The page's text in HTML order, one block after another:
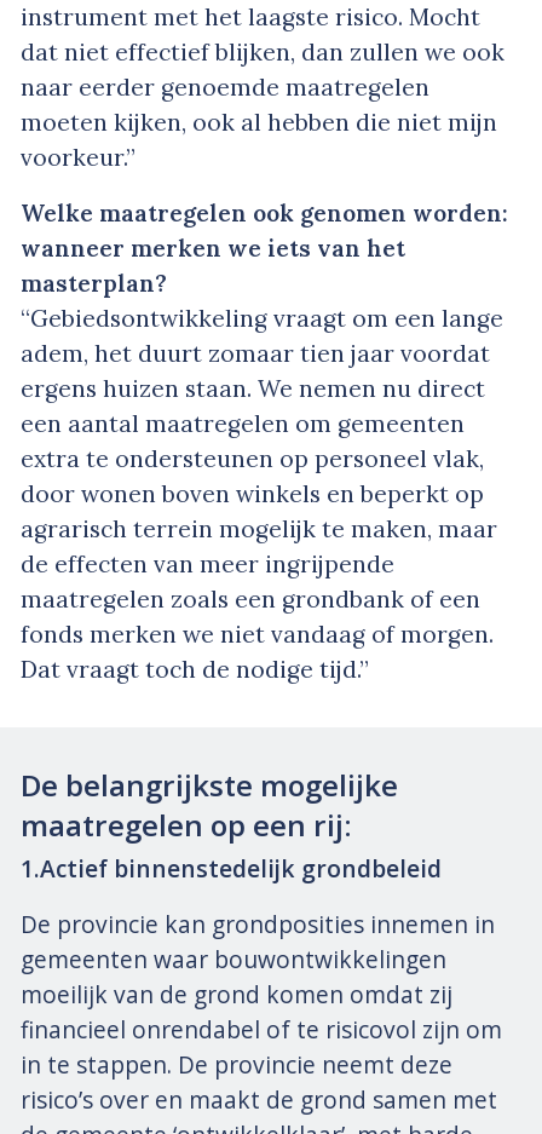
instrument met het laagste risico. Mocht
dat niet effectief blijken, dan zullen we ook
naar eerder genoemde maatregelen
moeten kijken, ook al hebben die niet mijn
voorkeur.”
Welke maatregelen ook genomen worden:
wanneer merken we iets van het
masterplan?
“Gebiedsontwikkeling vraagt om een lange
adem, het duurt zomaar tien jaar voordat
ergens huizen staan. We nemen nu direct
een aantal maatregelen om gemeenten
extra te ondersteunen op personeel vlak,
door wonen boven winkels en beperkt op
agrarisch terrein mogelijk te maken, maar
de effecten van meer ingrijpende
maatregelen zoals een grondbank of een
fonds merken we niet vandaag of morgen.
Dat vraagt toch de nodige tijd.”
De belangrijkste mogelijke
maatregelen op een rij:
1.Actief binnenstedelijk grondbeleid
De provincie kan grondposities innemen in
gemeenten waar bouwontwikkelingen
moeilijk van de grond komen omdat zij
financieel onrendabel of te risicovol zijn om
in te stappen. De provincie neemt deze
risico’s over en maakt de grond samen met